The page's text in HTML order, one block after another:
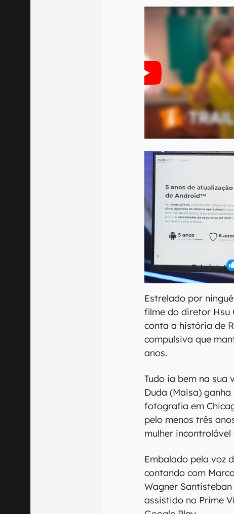
Estrelado por
filme do diretor Hsu
conta a história de
compulsiva que
anos.
Tudo ia bem na sua
Duda (Maisa)
fotografia em
pelo menos três
mulher
Embalado pela voz
contando com
Wagner Santisteban
assistido no Prime